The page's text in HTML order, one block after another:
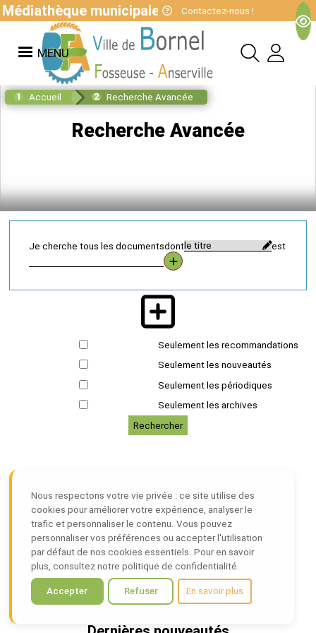
Nous respectons votre vie privée : ce site utilise des
cookies pour améliorer votre expérience, analyser le
trafic et personnaliser le contenu. Vous pouvez
personnaliser vos préférences ou accepter l'utilisation
par défaut de nos cookies essentiels. Pour en savoir
plus, consultez notre politique de confidentialité.
Accepter Refuser En savoir plus
Médiathèque municipale de Bornel
Contactez-nous !
MENU
Accueil Recherche Avancée
Recherche Avancée
Je cherche tous les documentsdont est
Seulement les recommandations
Seulement les nouveautés
Seulement les périodiques
Seulement les archives
Rechercher
Médiathèque municipale Monique Pigeon
mediatheque@mairie-bornel.fr
2 rue Lamartine - Lot 3
60540 BORNEL